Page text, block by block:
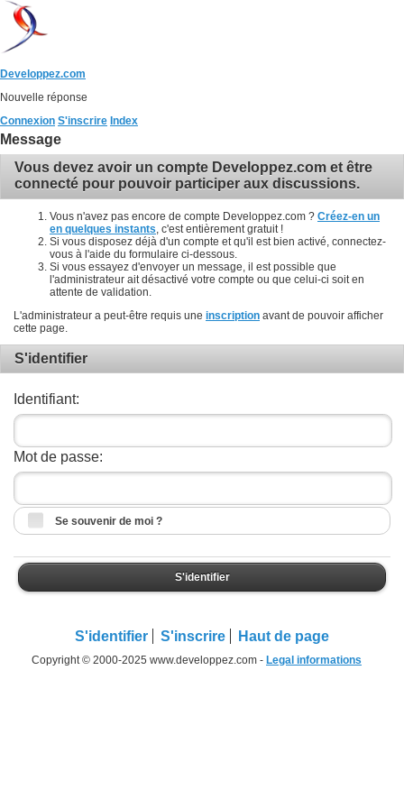
Developpez.com
Nouvelle réponse
Connexion S'inscrire Index
Message
Vous devez avoir un compte Developpez.com et être
connecté pour pouvoir participer aux discussions.
Vous n'avez pas encore de compte Developpez.com ? Créez-en un
en quelques instants , c'est entièrement gratuit !
Si vous disposez déjà d'un compte et qu'il est bien activé, connectez-
vous à l'aide du formulaire ci-dessous.
Si vous essayez d'envoyer un message, il est possible que
l'administrateur ait désactivé votre compte ou que celui-ci soit en
attente de validation.
L'administrateur a peut-être requis une inscription avant de pouvoir afficher
cette page.
S'identifier
Identifiant:
Mot de passe:
Se souvenir de moi ?
S'identifier
S'identifier S'inscrire Haut de page
Copyright © 2000-2025 www.developpez.com - Legal informations